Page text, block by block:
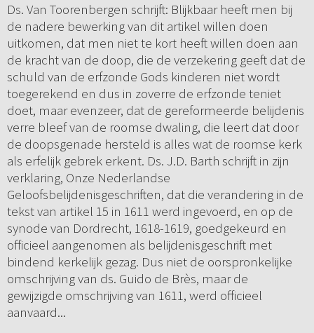
Ds. Van Toorenbergen schrijft: Blijkbaar heeft men bij
de nadere bewerking van dit artikel willen doen
uitkomen, dat men niet te kort heeft willen doen aan
de kracht van de doop, die de verzekering geeft dat de
schuld van de erfzonde Gods kinderen niet wordt
toegerekend en dus in zoverre de erfzonde teniet
doet, maar evenzeer, dat de gereformeerde belijdenis
verre bleef van de roomse dwaling, die leert dat door
de doopsgenade hersteld is alles wat de roomse kerk
als erfelijk gebrek erkent. Ds. J.D. Barth schrijft in zijn
verklaring, Onze Nederlandse
Geloofsbelijdenisgeschriften, dat die verandering in de
tekst van artikel 15 in 1611 werd ingevoerd, en op de
synode van Dordrecht, 1618-1619, goedgekeurd en
officieel aangenomen als belijdenisgeschrift met
bindend kerkelijk gezag. Dus niet de oorspronkelijke
omschrijving van ds. Guido de Brès, maar de
gewijzigde omschrijving van 1611, werd officieel
aanvaard...